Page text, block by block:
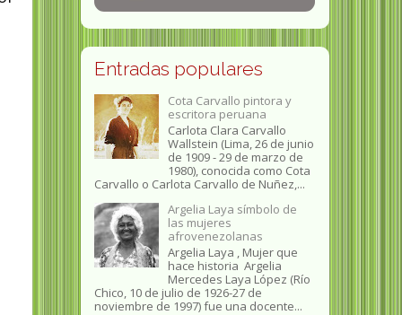
Entradas populares
Cota Carvallo pintora y
escritora peruana
Carlota Clara Carvallo
Wallstein (Lima, 26 de junio
de 1909 - 29 de marzo de
1980), conocida como Cota
Carvallo o Carlota Carvallo de Nuñez,...
Argelia Laya símbolo de
las mujeres
afrovenezolanas
Argelia Laya , Mujer que
hace historia Argelia
Mercedes Laya López (Río
Chico, 10 de julio de 1926-27 de
noviembre de 1997) fue una docente...